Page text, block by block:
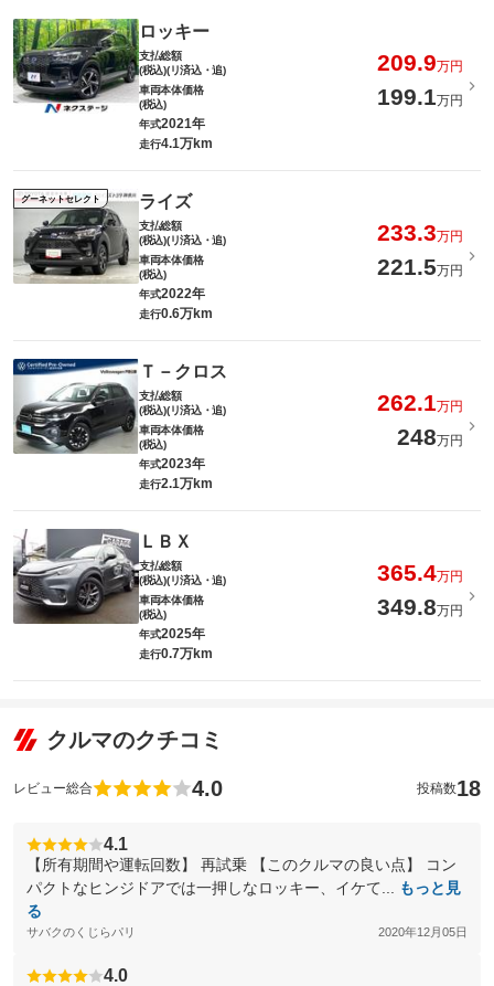
ロッキー
支払総額
(税込)(リ済込・追)
209.9万円
車両本体価格
(税込)
199.1万円
年式2021年
走行4.1万km
グーネットセレクト ライズ
支払総額
(税込)(リ済込・追)
233.3万円
車両本体価格
(税込)
221.5万円
年式2022年
走行0.6万km
Ｔ－クロス
支払総額
(税込)(リ済込・追)
262.1万円
車両本体価格
(税込)
248万円
年式2023年
走行2.1万km
ＬＢＸ
支払総額
(税込)(リ済込・追)
365.4万円
車両本体価格
(税込)
349.8万円
年式2025年
走行0.7万km
クルマのクチコミ
レビュー総合 4.0 投稿数18
4.1
【所有期間や運転回数】 再試乗 【このクルマの良い点】 コン
パクトなヒンジドアでは一押しなロッキー、イケて...
もっと見
る
サバクのくじらパリ 2020年12月05日
4.0